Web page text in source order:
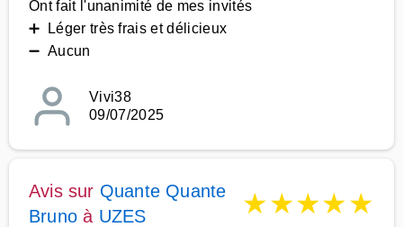
Ont fait l'unanimité de mes invités
➕ Léger très frais et délicieux
➖ Aucun
Vivi38
09/07/2025
Avis sur Quante Quante
Bruno à UZES ★★★★★